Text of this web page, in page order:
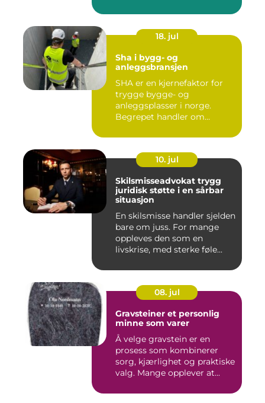
18. jul
Sha i bygg- og
anleggsbransjen
SHA er en kjernefaktor for
trygge bygge- og
anleggsplasser i norge.
Begrepet handler om
10. jul
Skilsmisseadvokat trygg
juridisk støtte i en sårbar
situasjon
En skilsmisse handler sjelden
bare om juss. For mange
oppleves den som en
livskrise, med sterke føle...
08. jul
Gravsteiner et personlig
minne som varer
Å velge gravstein er en
prosess som kombinerer
sorg, kjærlighet og praktiske
valg. Mange opplever at...